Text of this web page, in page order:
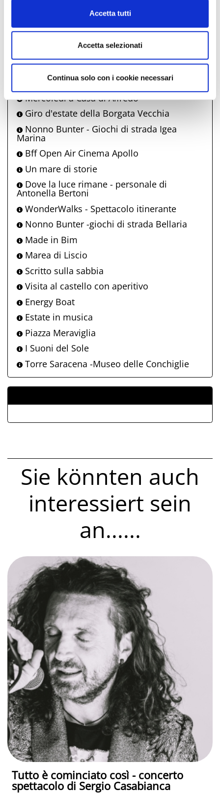
Accetta tutti
Accetta selezionati
Continua solo con i cookie necessari
La carrozza incantata
Fuochi di ferragosto
Onde di Vino
Messa Rock
Mercoledì a Casa di Alfredo
Giro d'estate della Borgata Vecchia
Nonno Bunter - Giochi di strada Igea
Marina
Bff Open Air Cinema Apollo
Un mare di storie
Dove la luce rimane - personale di
Antonella Bertoni
WonderWalks - Spettacolo itinerante
Nonno Bunter -giochi di strada Bellaria
Made in Bim
Marea di Liscio
Scritto sulla sabbia
Visita al castello con aperitivo
Energy Boat
Estate in musica
Piazza Meraviglia
I Suoni del Sole
Torre Saracena -Museo delle Conchiglie
Sie könnten auch
interessiert sein
an......
Tutto è cominciato così - concerto
spettacolo di Sergio Casabianca